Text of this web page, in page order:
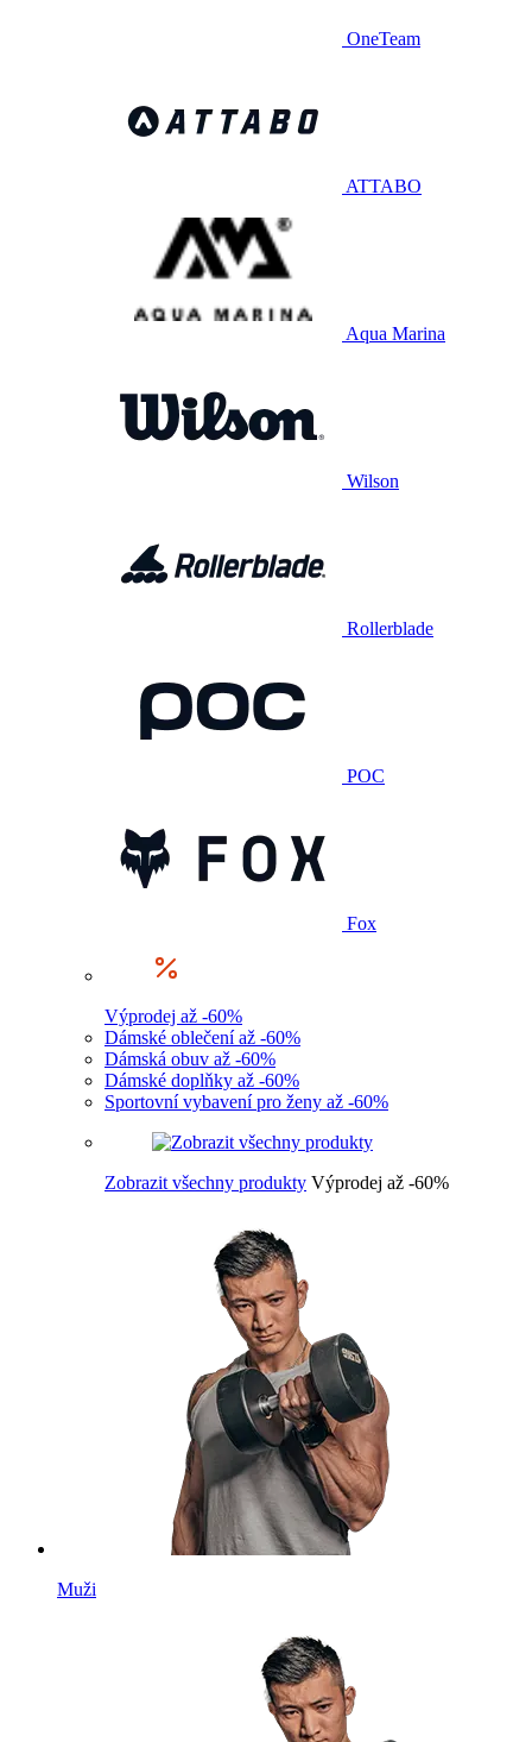
OneTeam
ATTABO
Aqua Marina
Wilson
Rollerblade
POC
Fox
Výprodej až -60%
Dámské oblečení až -60%
Dámská obuv až -60%
Dámské doplňky až -60%
Sportovní vybavení pro ženy až -60%
Zobrazit všechny produkty Výprodej až -60%
Muži